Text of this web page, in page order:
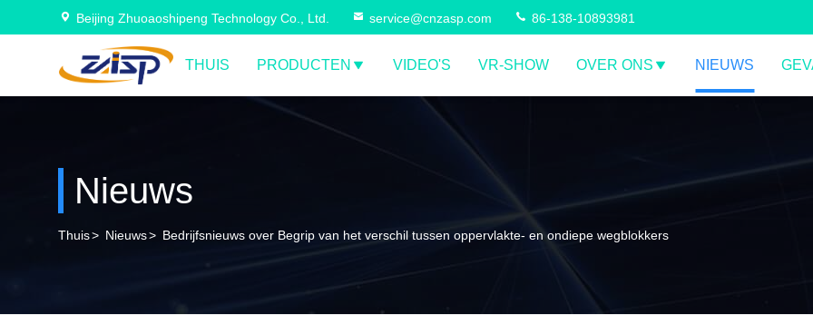
Beijing Zhuoaoshipeng Technology Co., Ltd. service@cnzasp.com 86-138-10893981
THUIS PRODUCTEN VIDEO'S VR-SHOW OVER ONS NIEUWS
Nieuws
Thuis> Nieuws> Bedrijfsnieuws over Begrip van het verschil tussen oppervlakte- en ondiepe wegblokkers